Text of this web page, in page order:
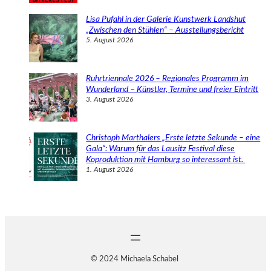
Lisa Pufahl in der Galerie Kunstwerk Landshut
„Zwischen den Stühlen“ – Ausstellungsbericht
5. August 2026
Ruhrtriennale 2026 – Regionales Programm im
Wunderland – Künstler, Termine und freier Eintritt
3. August 2026
Christoph Marthalers „Erste letzte Sekunde – eine
Gala“: Warum für das Lausitz Festival diese
Koproduktion mit Hamburg so interessant ist.
1. August 2026
© 2024 Michaela Schabel